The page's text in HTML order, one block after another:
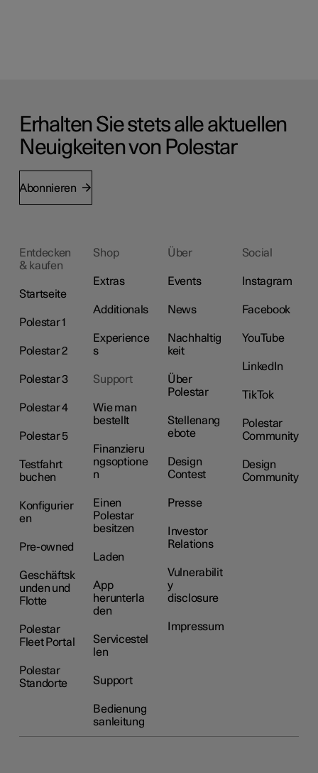
Erhalten Sie stets alle aktuellen
Neuigkeiten von Polestar
Abonnieren
Entdecken
& kaufen
Startseite
Polestar 1
Polestar 2
Polestar 3
Polestar 4
Polestar 5
Testfahrt
buchen
Konfigurier
en
Pre-owned
Geschäftsk
unden und
Flotte
Polestar
Fleet Portal
Polestar
Standorte
Shop
Extras
Additionals
Experience
s
Support
Wie man
bestellt
Finanzieru
ngsoptione
n
Einen
Polestar
besitzen
Laden
App
herunterla
den
Servicestel
len
Support
Bedienung
sanleitung
Über
Events
News
Nachhaltig
keit
Über
Polestar
Stellenang
ebote
Design
Contest
Presse
Investor
Relations
Vulnerabilit
y
disclosure
Impressum
Social
Instagram
Facebook
YouTube
LinkedIn
TikTok
Polestar
Community
Design
Community